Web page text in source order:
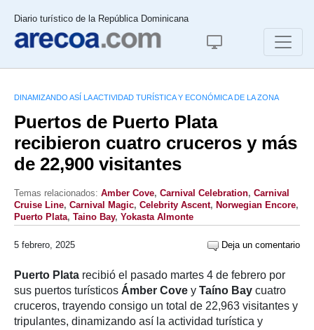
Diario turístico de la República Dominicana
DINAMIZANDO ASÍ LA ACTIVIDAD TURÍSTICA Y ECONÓMICA DE LA ZONA
Puertos de Puerto Plata
recibieron cuatro cruceros y más
de 22,900 visitantes
Temas relacionados: Amber Cove, Carnival Celebration, Carnival
Cruise Line, Carnival Magic, Celebrity Ascent, Norwegian Encore,
Puerto Plata, Taino Bay, Yokasta Almonte
5 febrero, 2025 Deja un comentario
Puerto Plata recibió el pasado martes 4 de febrero por
sus puertos turísticos Ámber Cove y Taíno Bay cuatro
cruceros, trayendo consigo un total de 22,963 visitantes y
tripulantes, dinamizando así la actividad turística y